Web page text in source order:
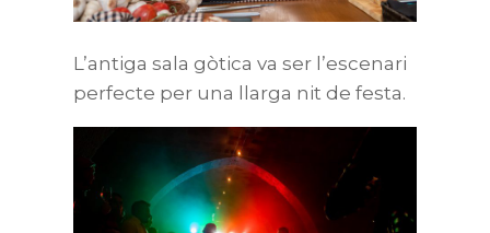
L’antiga sala gòtica va ser l’escenari
perfecte per una llarga nit de festa.